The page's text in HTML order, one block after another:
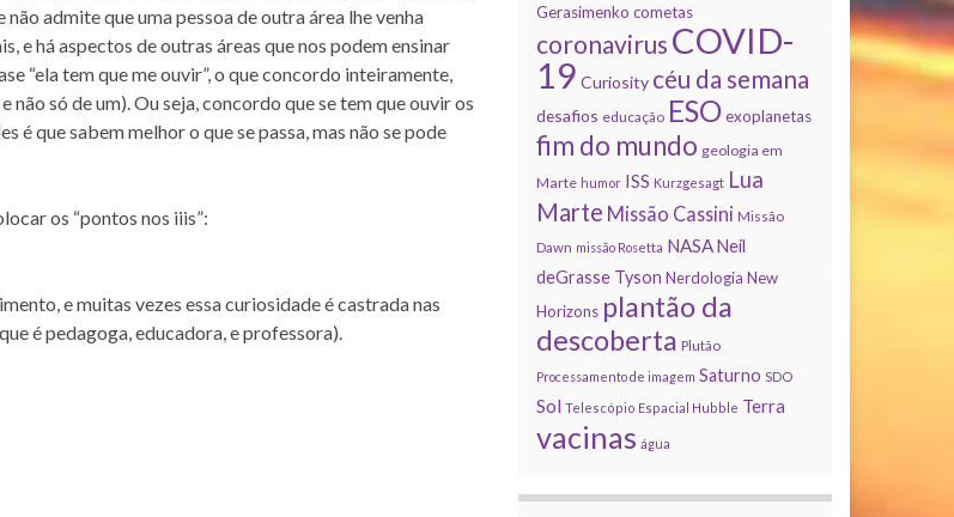
admite que uma pessoa de outra área lhe venha
e há aspectos de outras áreas que nos podem ensinar
“ela tem que me ouvir”, o que concordo inteiramente,
não só de um). Ou seja, concordo que se tem que ouvir os
é que sabem melhor o que se passa, mas não se pode
os “pontos nos iiis”:
e muitas vezes essa curiosidade é castrada nas
é pedagoga, educadora, e professora).
Gerasimenko cometas
coronavirus COVID-
19 Curiosity céu da semana
desafios educação ESO exoplanetas
fim do mundo geologia em
Marte humor ISS Kurzgesagt Lua
Marte Missão Cassini Missão
Dawn missão Rosetta NASA Neil
deGrasse Tyson Nerdologia New
Horizons plantão da
descoberta Plutão
Processamento de imagem Saturno SDO
Sol Telescópio Espacial Hubble Terra
vacinas água